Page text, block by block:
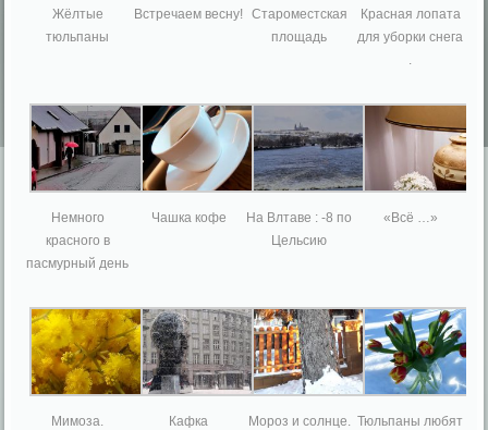
Жёлтые
тюльпаны
Встречаем весну! Староместская
площадь
Красная лопата
для уборки снега
.
Немного
красного в
пасмурный день
Чашка кофе
На Влтаве : -8 по
Цельсию
«Всё …»
Мимоза. Кафка Мороз и солнце.
Тюльпаны любят